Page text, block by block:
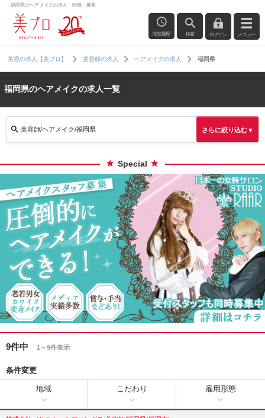
福岡県のヘアメイクの求人・転職・募集
閲覧履歴 検索 ログイン メニュー
美容の求人【美プロ】 美容師の求人 ヘアメイクの求人 福岡県
福岡県のヘアメイクの求人一覧
美容師/ヘアメイク/福岡県 さらに絞り込む▼
Special
9件中 1～9件表示
条件変更
地域 こだわり 雇用形態